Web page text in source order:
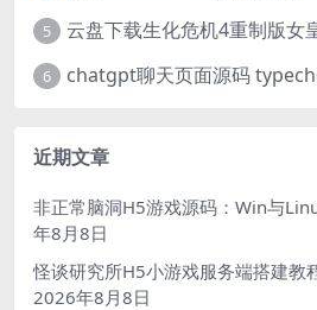
5
6 chatgpt聊天页面源码
近期文章
非正常脑洞H5游戏源码：Win与
年8月8日
怪谈研究所H5小游戏服务端搭建教
2026年8月8日